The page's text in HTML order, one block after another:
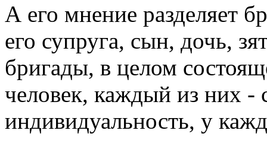
А его мнение разделяет
его супруга, сын, дочь,
бригады, в целом
человек, каждый из них -
индивидуальность, у